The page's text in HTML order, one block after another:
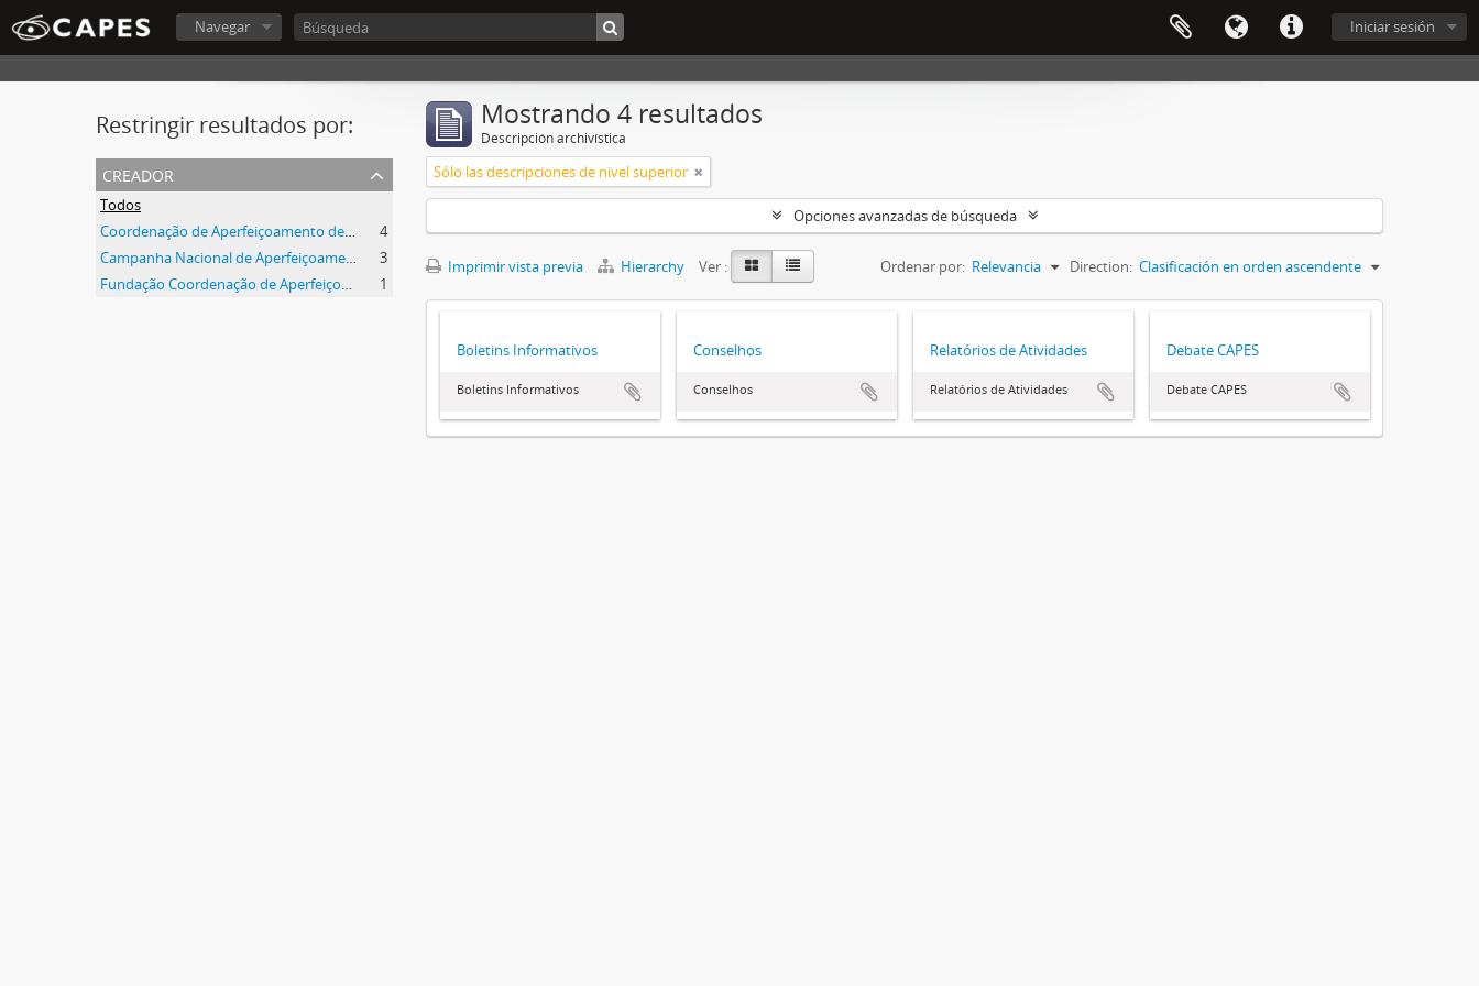
Iniciar sesión
Navegar
Restringir resultados por:
creador
Todos
Coordenação de Aperfeiçoamento de Pessoal de Nível Superior (CAPES)
4
Campanha Nacional de Aperfeiçoamento de Pessoal de Nível Superior (CAPES)
3
Fundação Coordenação de Aperfeiçoamento de Pessoal de Nível Superior (CAPES)
1
Mostrando 4 resultados
Descripción archivística
Sólo las descripciones de nivel superior
Opciones avanzadas de búsqueda
Imprimir vista previa Hierarchy Ver : Ordenar por: Relevancia Direction: Clasificación en orden ascendente
Boletins Informativos
Boletins Informativos
Conselhos
Conselhos
Relatórios de Atividades
Relatórios de Atividades
Debate CAPES
Debate CAPES